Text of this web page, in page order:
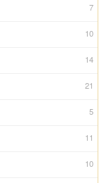
7
10
14
21
5
11
10